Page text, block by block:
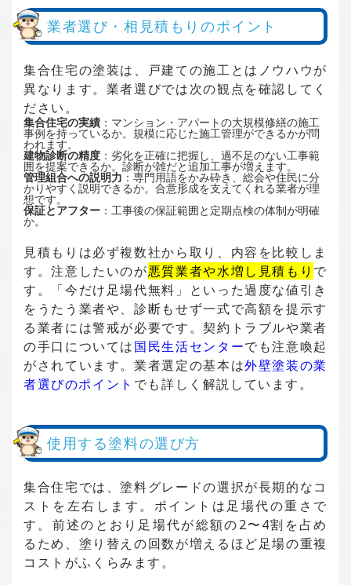
業者選び・相見積もりのポイント
集合住宅の塗装は、戸建ての施工とはノウハウが
異なります。業者選びでは次の観点を確認してく
ださい。
集合住宅の実績 ：マンション・アパートの大規模修繕の施工
事例を持っているか。規模に応じた施工管理ができるかが問
われます。
建物診断の精度 ：劣化を正確に把握し、過不足のない工事範
囲を提案できるか。診断が雑だと追加工事が増えます。
管理組合への説明力 ：専門用語をかみ砕き、総会や住民に分
かりやすく説明できるか。合意形成を支えてくれる業者が理
想です。
保証とアフター ：工事後の保証範囲と定期点検の体制が明確
か。
見積もりは必ず複数社から取り、内容を比較しま
す。注意したいのが悪質業者や水増し見積もり で
す。「今だけ足場代無料」といった過度な値引き
をうたう業者や、診断もせず一式で高額を提示す
る業者には警戒が必要です。契約トラブルや業者
の手口については国民生活センターでも注意喚起
がされています。業者選定の基本は外壁塗装の業
者選びのポイント でも詳しく解説しています。
使用する塗料の選び方
集合住宅では、塗料グレードの選択が長期的なコ
ストを左右します。ポイントは足場代の重さで
す。前述のとおり足場代が総額の2〜4割を占め
るため、塗り替えの回数が増えるほど足場の重複
コストがふくらみます。